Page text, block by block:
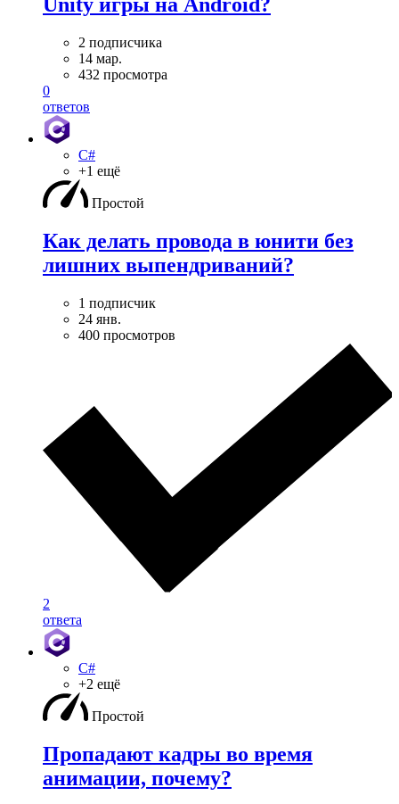
Unity игры на Android?
2 подписчика
14 мар.
432 просмотра
0
ответов
C#
+1 ещё
Простой
Как делать провода в юнити без
лишних выпендриваний?
1 подписчик
24 янв.
400 просмотров
2
ответа
C#
+2 ещё
Простой
Пропадают кадры во время
анимации, почему?